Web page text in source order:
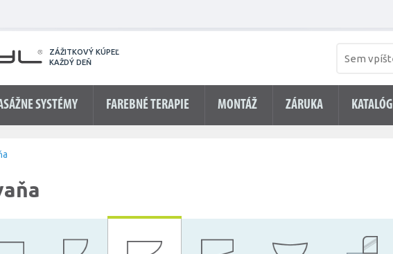
ZÁŽITKOVÝ KÚPEĽ
KAŽDÝ DEŇ
SYSTÉMY FAREBNÉ TERAPIE MONTÁŽ ZÁRUKA KATALÓG